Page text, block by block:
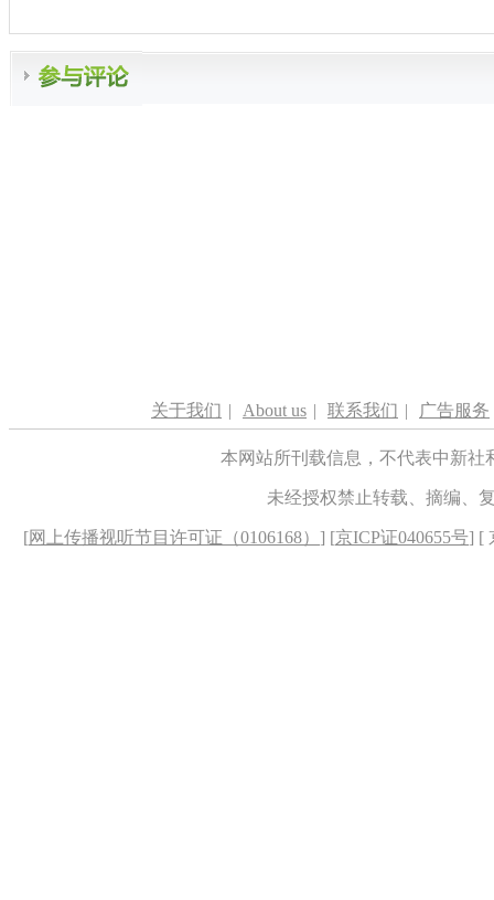
关于我们 | About us | 联系我们 | 广告服务
本网站所刊载信息，不代表中新
未经授权禁止转载、摘编、
[网上传播视听节目许可证（0106168） ] [京ICP证040655号] [